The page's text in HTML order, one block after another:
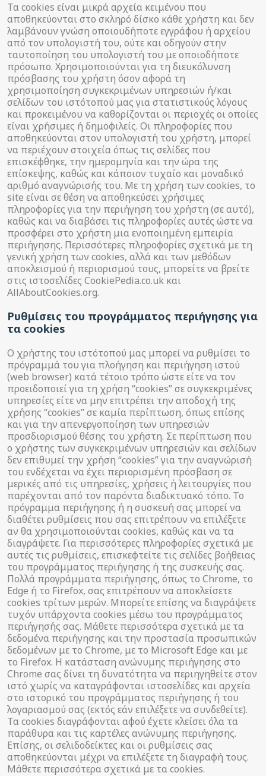
Τα cookies είναι μικρά αρχεία κειμένου που
αποθηκεύονται στο σκληρό δίσκο κάθε χρήστη και δεν
λαμβάνουν γνώση οποιουδήποτε εγγράφου ή αρχείου
από τον υπολογιστή του, ούτε και οδηγούν στην
ταυτοποίηση του υπολογιστή του με οποιοδήποτε
πρόσωπο. Χρησιμοποιούνται για τη διευκόλυνση
πρόσβασης του χρήστη όσον αφορά τη
χρησιμοποίηση συγκεκριμένων υπηρεσιών ή/και
σελίδων του ιστότοπού μας για στατιστικούς λόγους
και προκειμένου να καθορίζονται οι περιοχές οι οποίες
είναι χρήσιμες ή δημοφιλείς. Οι πληροφορίες που
αποθηκεύονται στον υπολογιστή του χρήστη, μπορεί
να περιέχουν στοιχεία όπως τις σελίδες που
επισκέφθηκε, την ημερομηνία και την ώρα της
επίσκεψης, καθώς και κάποιον τυχαίο και μοναδικό
αριθμό αναγνώρισής του. Με τη χρήση των cookies, το
site είναι σε θέση να αποθηκεύσει χρήσιμες
πληροφορίες για την περιήγηση του χρήστη (σε αυτό),
καθώς και να διαβάσει τις πληροφορίες αυτές ώστε να
προσφέρει στο χρήστη μια ενοποιημένη εμπειρία
περιήγησης. Περισσότερες πληροφορίες σχετικά με τη
γενική χρήση των cookies, αλλά και των μεθόδων
αποκλεισμού ή περιορισμού τους, μπορείτε να βρείτε
στις ιστοσελίδες CookiePedia.co.uk και
AllAboutCookies.org.
Ρυθμίσεις του προγράμματος περιήγησης για
τα cookies
Ο χρήστης του ιστότοπού μας μπορεί να ρυθμίσει το
πρόγραμμά του για πλοήγηση και περιήγηση ιστού
(web browser) κατά τέτοιο τρόπο ώστε είτε να τον
προειδοποιεί για τη χρήση “cookies” σε συγκεκριμένες
υπηρεσίες είτε να μην επιτρέπει την αποδοχή της
χρήσης “cookies” σε καμία περίπτωση, όπως επίσης
και για την απενεργοποίηση των υπηρεσιών
προσδιορισμού θέσης του χρήστη. Σε περίπτωση που
ο χρήστης των συγκεκριμένων υπηρεσιών και σελίδων
δεν επιθυμεί την χρήση “cookies” για την αναγνώρισή
του ενδέχεται να έχει περιορισμένη πρόσβαση σε
μερικές από τις υπηρεσίες, χρήσεις ή λειτουργίες που
παρέχονται από τον παρόντα διαδικτυακό τόπο. Το
πρόγραμμα περιήγησης ή η συσκευή σας μπορεί να
διαθέτει ρυθμίσεις που σας επιτρέπουν να επιλέξετε
αν θα χρησιμοποιούνται cookies, καθώς και να τα
διαγράψετε. Για περισσότερες πληροφορίες σχετικά με
αυτές τις ρυθμίσεις, επισκεφτείτε τις σελίδες βοήθειας
του προγράμματος περιήγησης ή της συσκευής σας.
Πολλά προγράμματα περιήγησης, όπως το Chrome, το
Edge ή το Firefox, σας επιτρέπουν να αποκλείσετε
cookies τρίτων μερών. Μπορείτε επίσης να διαγράψετε
τυχόν υπάρχοντα cookies μέσω του προγράμματος
περιήγησής σας. Μάθετε περισσότερα σχετικά με τα
δεδομένα περιήγησης και την προστασία προσωπικών
δεδομένων με το Chrome, με το Microsoft Edge και με
το Firefox. Η κατάσταση ανώνυμης περιήγησης στο
Chrome σας δίνει τη δυνατότητα να περιηγηθείτε στον
ιστό χωρίς να καταγράφονται ιστοσελίδες και αρχεία
στο ιστορικό του προγράμματος περιήγησης ή του
λογαριασμού σας (εκτός εάν επιλέξετε να συνδεθείτε).
Τα cookies διαγράφονται αφού έχετε κλείσει όλα τα
παράθυρα και τις καρτέλες ανώνυμης περιήγησης.
Επίσης, οι σελιδοδείκτες και οι ρυθμίσεις σας
αποθηκεύονται μέχρι να επιλέξετε τη διαγραφή τους.
Μάθετε περισσότερα σχετικά με τα cookies.